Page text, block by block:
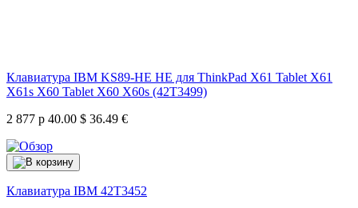
Клавиатура IBM KS89-HE HE для ThinkPad X61 Tablet X61
X61s X60 Tablet X60 X60s (42T3499)
2 877 р 40.00 $ 36.49 €
Клавиатура IBM 42T3452